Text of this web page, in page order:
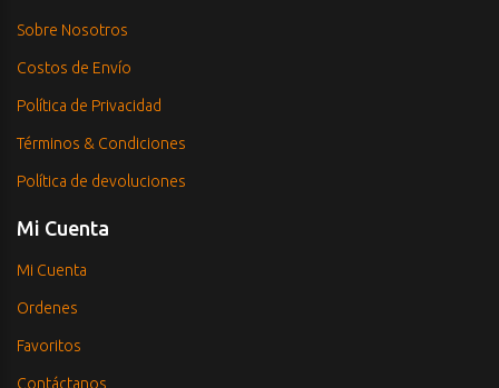
Sobre Nosotros
Costos de Envío
Política de Privacidad
Términos & Condiciones
Política de devoluciones
Mi Cuenta
Mi Cuenta
Ordenes
Favoritos
Contáctanos